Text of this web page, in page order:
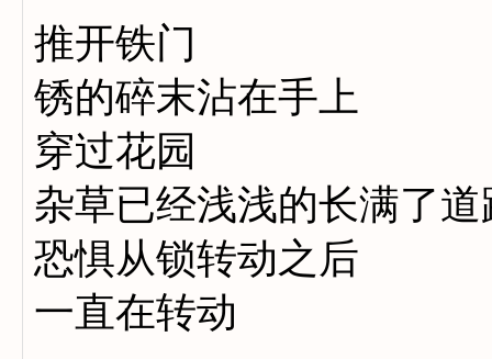
推开铁门
锈的碎末沾在手上
穿过花园
杂草已经浅浅的长满了道
恐惧从锁转动之后
一直在转动